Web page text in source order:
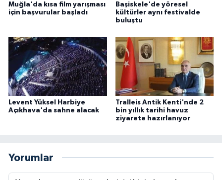
Muğla'da kısa film yarışması
için başvurular başladı
Başiskele'de yöresel
kültürler aynı festivalde
buluştu
Levent Yüksel Harbiye
Açıkhava'da sahne alacak
Tralleis Antik Kenti'nde 2
bin yıllık tarihi havuz
ziyarete hazırlanıyor
Yorumlar